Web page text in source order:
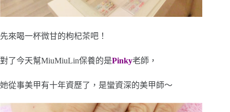
先來喝一杯微甘的枸杞茶吧！
對了今天幫MiuMiuLin保養的是Pinky老師，
她從事美甲有十年資歷了，是蠻資深的美甲師～